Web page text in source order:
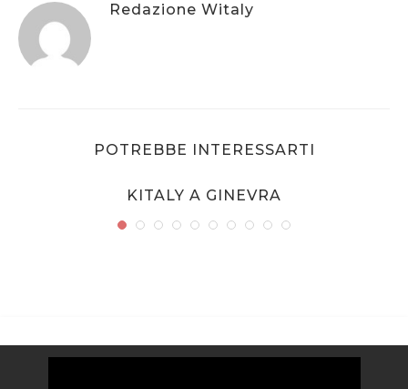
Redazione Witaly
POTREBBE INTERESSARTI
KITALY A GINEVRA